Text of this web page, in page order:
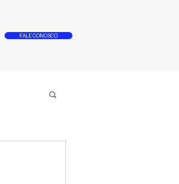
FALE CONOSCO